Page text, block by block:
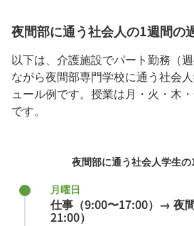
夜間部に通う社会人の1週間の
以下は、介護施設でパート勤務（
ながら夜間部専門学校に通う社会
ュール例です。授業は月・火・木
です。
夜間部に通う社会人学生の
月曜日
仕事（9:00〜17:00）→ 夜
21:00）